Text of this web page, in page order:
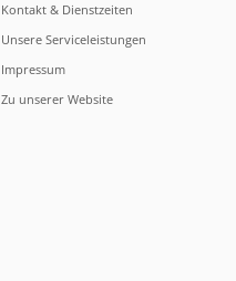
Kontakt & Dienstzeiten
Unsere Serviceleistungen
Impressum
Zu unserer Website